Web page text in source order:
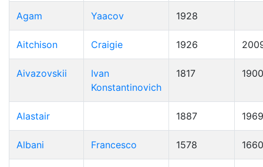
Agam Yaacov 1928
Aitchison Craigie 1926
Aivazovskii
Ivan
Konstantinovich
1817 1900
Alastair 1887 1969
Albani Francesco 1578 1660